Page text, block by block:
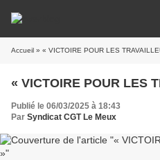
Accueil » « VICTOIRE POUR LES
« VICTOIRE POUR LES
Publié le 06/03/2025 à 18:43
Par Syndicat CGT Le Meux